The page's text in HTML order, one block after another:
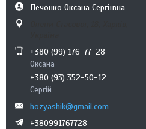
Печонко Оксана Сергіївна
+380 (99) 176-77-28
Оксана
+380 (93) 352-50-12
Сергій
hozyashik@gmail.com
+380991767728